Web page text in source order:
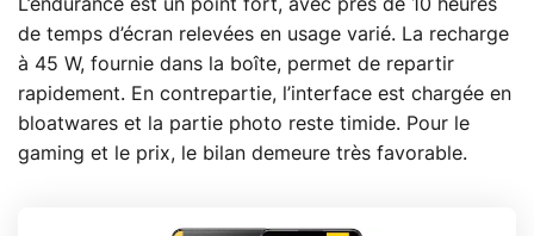
L’endurance est un point fort, avec près de 10 heures
de temps d’écran relevées en usage varié. La recharge
à 45 W, fournie dans la boîte, permet de repartir
rapidement. En contrepartie, l’interface est chargée en
bloatwares et la partie photo reste timide. Pour le
gaming et le prix, le bilan demeure très favorable.